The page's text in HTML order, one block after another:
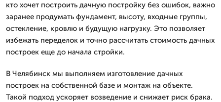
кто хочет построить дачную постройку без ошибок, важно
заранее продумать фундамент, высоту, входные группы,
остекление, кровлю и будущую нагрузку. Это позволяет
избежать переделок и точно рассчитать стоимость дачных
построек еще до начала стройки.
В Челябинск мы выполняем изготовление дачных
построек на собственной базе и монтаж на объекте.
Такой подход ускоряет возведение и снижает риск брака.